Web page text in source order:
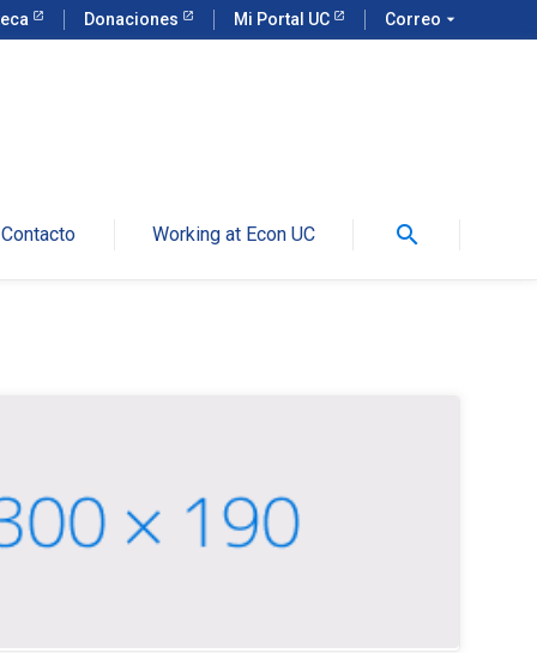
Donaciones Mi Portal UC Correo arrow_drop_down
Contacto Working at Econ UC search